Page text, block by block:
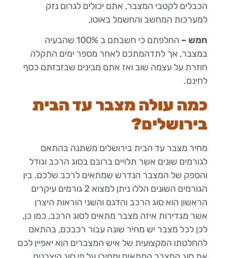
הכבלים לקטבי המצבר, אתם יכולים לגרום נזק
למערכות המחשב והחשמל באוטו,
חמש –
החלפתם כי חשבתם ב 100% שהבעיה
במצבר, אך לתדהמתכם לאחר מספר ימים התקלה
חוזרת על עצמה שוב ואז אתם מבינים שבזבזתם כסף
לחינם.
כמה עולה מצבר עד הבית
בירושלים?
מחיר מצבר עד הבית בירושלים משתנה בהתאם
לגורמים שונים אשר תלויים ברובם בסוג הרכב וגודל
והספק של המצבר הנדרש שמתאים לרכב שלכם. בין
הגורמים השונים הללו ניתן למצוא 2 גורמים עיקרים
הראשון הוא סוג הרכב והדגם והשני הוראות היצרן
אשר מגדירות איזה מצבר מתאים לסוג הרכב, כמו כן,
לכן לכל מצבר יש מחיר שונה עבור רכבכם, בהתאם
להחלטתו המקצועית של איש המצברים הוא יאפיין לכם